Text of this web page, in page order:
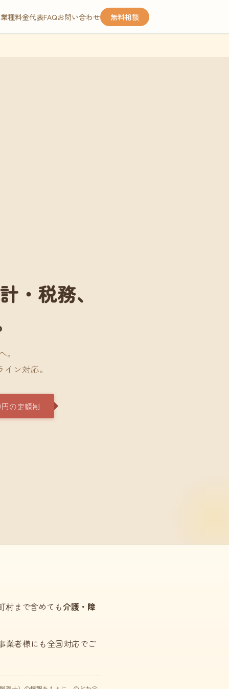
種料金代表FAQお問い合わせ 無料相談
・税務、
。
ン対応。
の定額制
村まで含めても介護・障
業者様にも全国対応でご